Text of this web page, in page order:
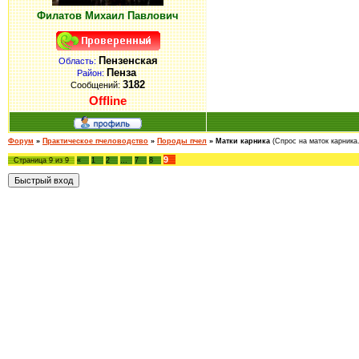
Филатов Михаил Павлович
Область:Пензенская
Район: Пенза
Сообщений:3182
Offline
Форум » Практическое пчеловодство » Породы пчел » Матки карника (Спрос на маток
Страница9из9 « 1 2 … 7 8
9